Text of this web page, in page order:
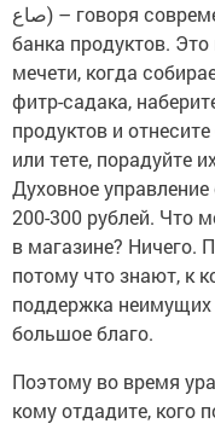
صاع) – говоря современным языком, это трехлитровая
банка продуктов.
мечети, когда
фитр-садака,
продуктов и
или тете, порадуйте
Духовное управление
200-300 рублей. Что
в магазине? Ничего.
потому что знают, к
поддержка
большое благо.
Поэтому во время
кому отдадите, кого